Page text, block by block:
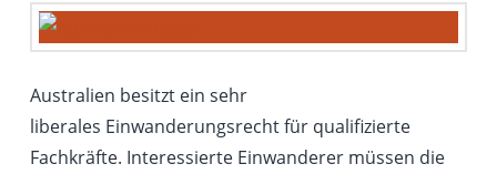
Australien besitzt ein sehr
liberales Einwanderungsrecht für qualifizierte
Fachkräfte. Interessierte Einwanderer müssen die